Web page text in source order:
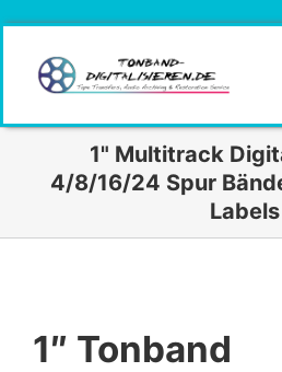
springen
Angebotsanfrage
1" Multitrack
4/8/16/24 Spur
Labels
1″ Tonband